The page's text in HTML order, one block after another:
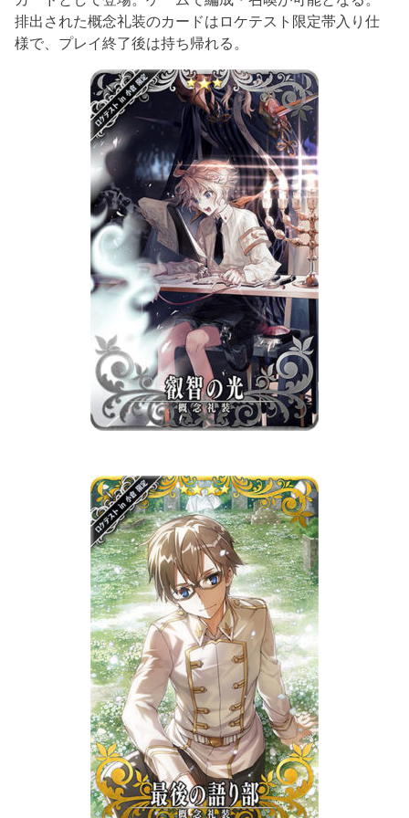
排出された概念礼装のカードはロケテスト限定帯入り仕
様で、プレイ終了後は持ち帰れる。